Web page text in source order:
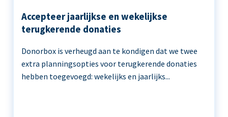
Accepteer jaarlijkse en wekelijkse
terugkerende donaties
Donorbox is verheugd aan te kondigen dat we twee
extra planningsopties voor terugkerende donaties
hebben toegevoegd: wekelijks en jaarlijks...